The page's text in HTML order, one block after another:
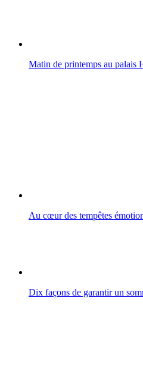
Matin de printemps au
Au cœur des tempêtes
Dix façons de garantir un